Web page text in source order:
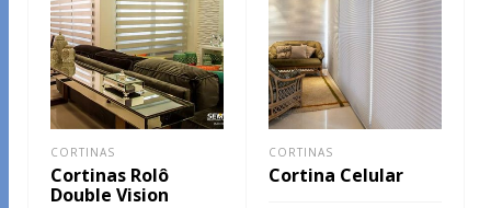
CORTINAS
Cortinas Rolô
Double Vision
CORTINAS
Cortina Celular